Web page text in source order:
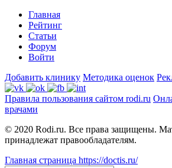
Главная
Рейтинг
Статьи
Форум
Войти
Добавить клинику Методика оценок
Правила пользования сайтом rodi.ru
врачами
© 2020 Rodi.ru. Все права защищены.
принадлежат правообладателям.
Главная страница https://doctis.ru/